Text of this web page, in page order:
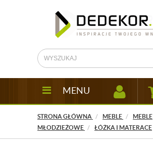
MENU
STRONA GŁÓWNA MEBLE
MEBLE
MŁODZIEŻOWE
ŁÓŻKA I MATERACE